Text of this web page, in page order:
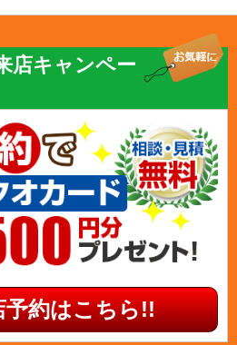
店キャンペー
予約はこちら!!